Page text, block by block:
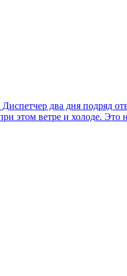
два дня подряд
этом ветре и холоде. Это